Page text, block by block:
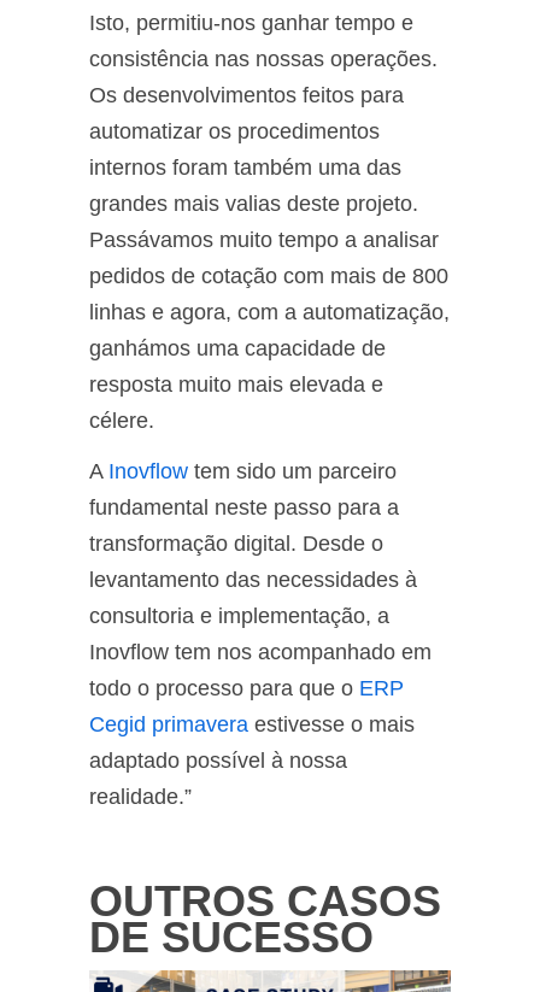
Isto, permitiu-nos ganhar tempo e
consistência nas nossas operações.
Os desenvolvimentos feitos para
automatizar os procedimentos
internos foram também uma das
grandes mais valias deste projeto.
Passávamos muito tempo a analisar
pedidos de cotação com mais de 800
linhas e agora, com a automatização,
ganhámos uma capacidade de
resposta muito mais elevada e
célere.
A Inovflow tem sido um parceiro
fundamental neste passo para a
transformação digital. Desde o
levantamento das necessidades à
consultoria e implementação, a
Inovflow tem nos acompanhado em
todo o processo para que o ERP
Cegid primavera estivesse o mais
adaptado possível à nossa
realidade.”
OUTROS CASOS
DE SUCESSO